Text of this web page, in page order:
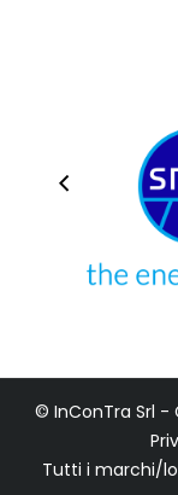
© InConTra Srl -
Tutti i marchi/